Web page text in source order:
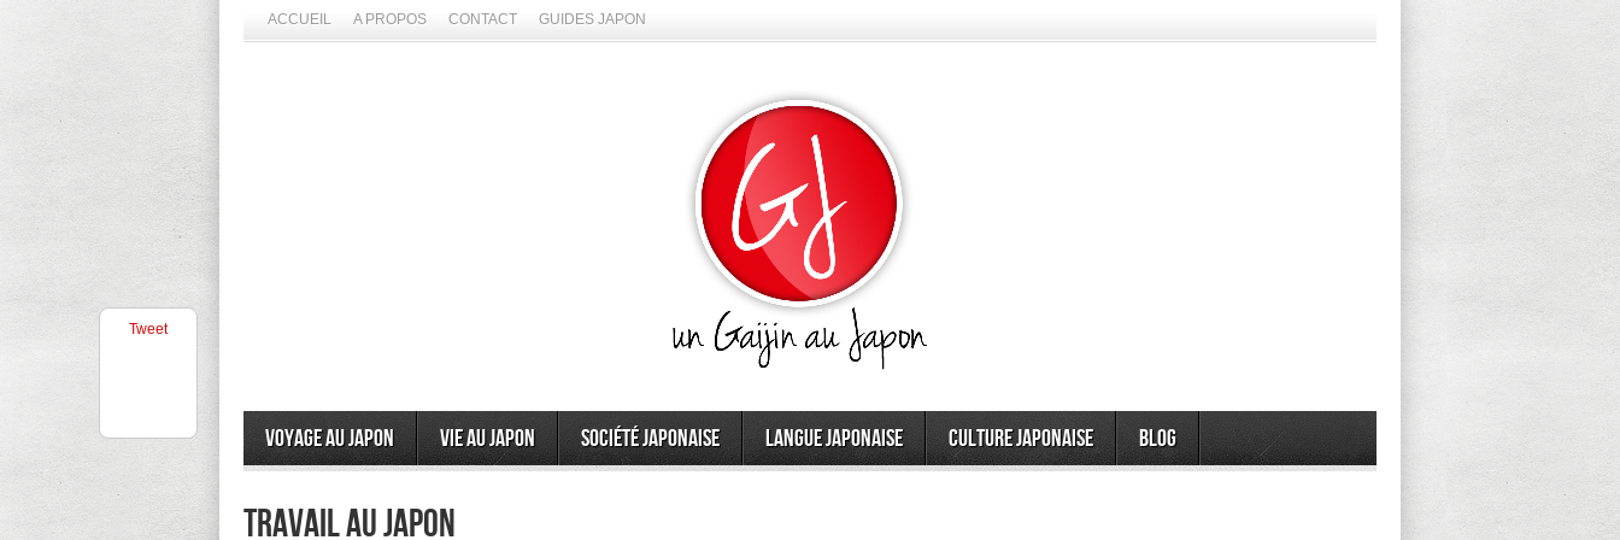
ACCUEIL A PROPOS CONTACT GUIDES JAPON
Voyage au Japon Vie au Japon Société japonaise Langue japonaise Culture japonaise Blog
travail au Japon
Tweet